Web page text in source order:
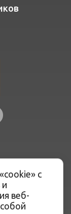
в ЦБУ №527
с
и
веб-